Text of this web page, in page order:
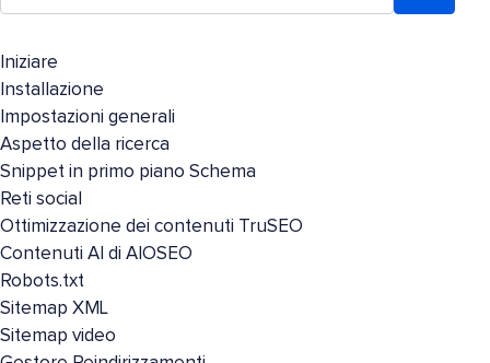
Iniziare
Installazione
Impostazioni generali
Aspetto della ricerca
Snippet in primo piano Schema
Reti social
Ottimizzazione dei contenuti TruSEO
Contenuti AI di AIOSEO
Robots.txt
Sitemap XML
Sitemap video